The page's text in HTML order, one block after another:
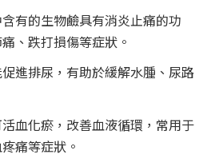
有的生物鹼具有消炎止痛的功
、跌打損傷等症狀。
進排尿，有助於緩解水腫、尿路
血化瘀，改善血液循環，常用于
痛等症狀。